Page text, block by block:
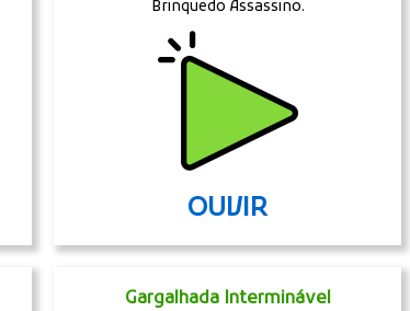
Brinquedo Assassino.
OUVIR
Gargalhada Interminável